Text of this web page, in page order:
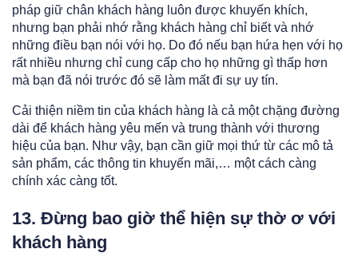
pháp giữ chân khách hàng luôn được khuyến khích,
nhưng bạn phải nhớ rằng khách hàng chỉ biết và nhớ
những điều bạn nói với họ. Do đó nếu bạn hứa hẹn với họ
rất nhiều nhưng chỉ cung cấp cho họ những gì thấp hơn
mà bạn đã nói trước đó sẽ làm mất đi sự uy tín.
Cải thiện niềm tin của khách hàng là cả một chặng đường
dài để khách hàng yêu mến và trung thành với thương
hiệu của bạn. Như vậy, bạn cần giữ mọi thứ từ các mô tả
sản phẩm, các thông tin khuyến mãi,… một cách càng
chính xác càng tốt.
13. Đừng bao giờ thể hiện sự thờ ơ với
khách hàng